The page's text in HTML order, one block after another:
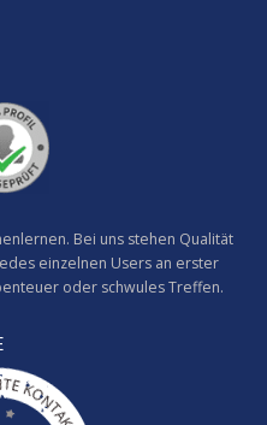
Bei uns stehen Qualität
einzelnen Users an erster
oder schwules Treffen.